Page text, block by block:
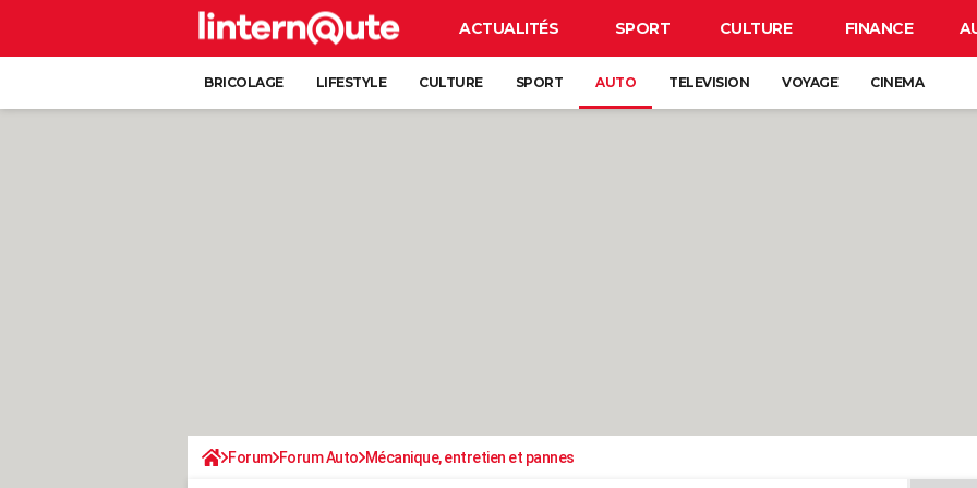
ACTUALITÉS SPORT CULTURE FINANCE
BRICOLAGE LIFESTYLE CULTURE SPORT AUTO TELEVISION VOYAGE CINEMA
Forum Forum Auto Mécanique, entretien et pannes